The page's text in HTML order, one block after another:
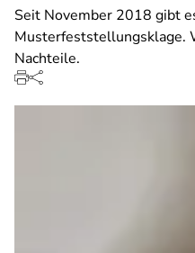
Seit November 2018 gibt
Musterfeststellungsklage.
Nachteile.